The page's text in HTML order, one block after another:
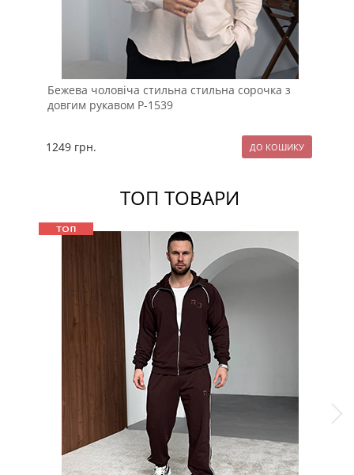
Бежева чоловіча стильна стильна сорочка з
довгим рукавом Р-1539
1249 грн.
ТОП ТОВАРИ